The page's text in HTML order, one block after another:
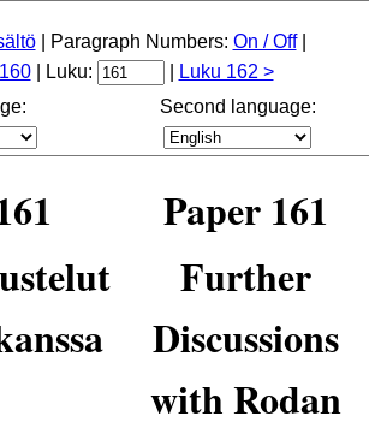
| Paragraph Numbers: On / Off|
| Luku:
Luku 162 >
Second language:
Paper 161
Further
Discussions
with Rodan